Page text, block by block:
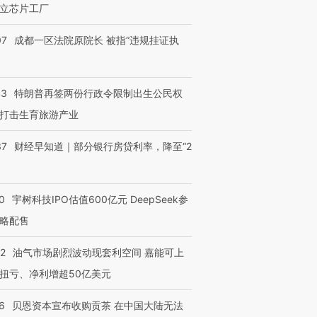
“链”接产
【特别呈现】寻找100种
有意思的生活方式·第三对
CFO：不靠规模取胜，华
住三大增长引擎是什么？
芯片工厂
成都一区法院原院长 被指“违规挂证执
特朗普再签两份行政令限制出生公民权
击生育旅游产业
财经早知道｜部分银行房贷利率，降至“2
宇树科技IPO估值600亿元 DeepSeek参
配售
油气市场剧烈波动现套利空间 嘉能可上
亏、净利增超50亿美元
贝恩资本宣布收购贡茶 在中国大陆无法